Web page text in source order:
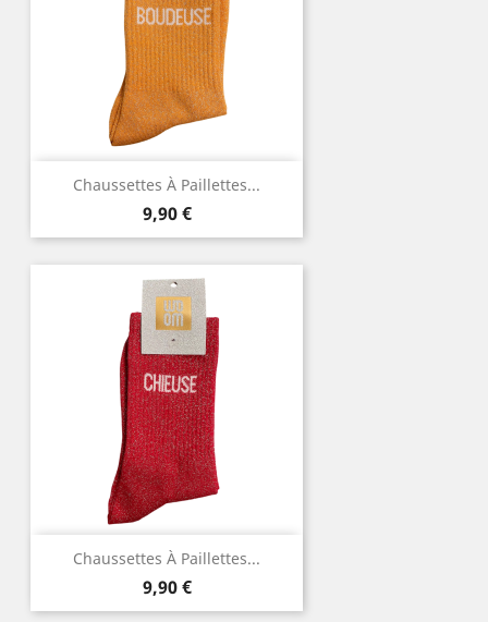
Chaussettes À Paillettes...
Prix
9,90 €
Chaussettes À Paillettes...
Prix
9,90 €